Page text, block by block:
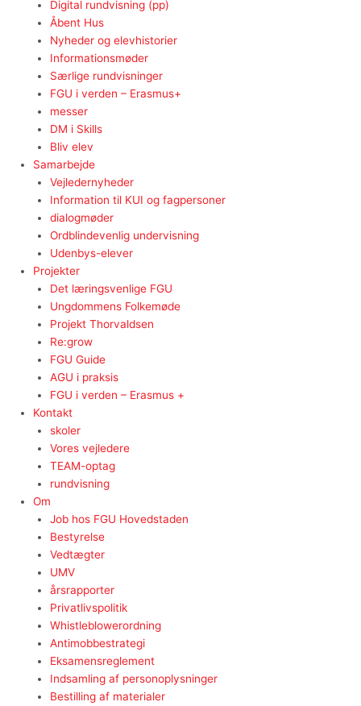
Digital rundvisning (pp)
Åbent Hus
Nyheder og elevhistorier
Informationsmøder
Særlige rundvisninger
FGU i verden – Erasmus+
messer
DM i Skills
Bliv elev
Samarbejde
Vejledernyheder
Information til KUI og fagpersoner
dialogmøder
Ordblindevenlig undervisning
Udenbys-elever
Projekter
Det læringsvenlige FGU
Ungdommens Folkemøde
Projekt Thorvaldsen
Re:grow
FGU Guide
AGU i praksis
FGU i verden – Erasmus +
Kontakt
skoler
Vores vejledere
TEAM-optag
rundvisning
Om
Job hos FGU Hovedstaden
Bestyrelse
Vedtægter
UMV
årsrapporter
Privatlivspolitik
Whistleblowerordning
Antimobbestrategi
Eksamensreglement
Indsamling af personoplysninger
Bestilling af materialer